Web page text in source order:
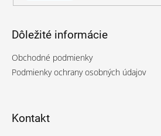
Dôležité informácie
Obchodné podmienky
Podmienky ochrany osobných údajov
Kontakt